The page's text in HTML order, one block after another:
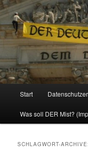
Politik, Wirtschaft,
Zum
Inhalt
Zum
sekundären
Start
Was soll DER Mist?
SCHLAGWORT-ARCHIVE: